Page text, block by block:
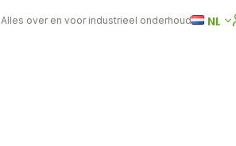
Alles over en voor industrieel onderhoud NL